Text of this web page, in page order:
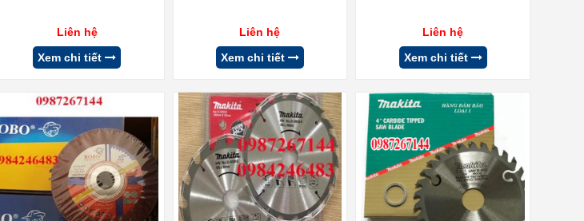
Liên hệ
Xem chi tiết
Liên hệ
Xem chi tiết
Liên hệ
Xem chi tiết